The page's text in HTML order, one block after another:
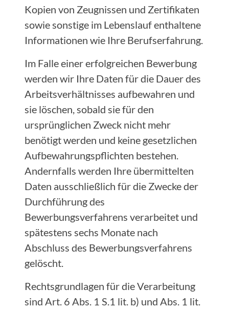
Kopien von Zeugnissen und Zertifikaten
sowie sonstige im Lebenslauf enthaltene
Informationen wie Ihre Berufserfahrung.
Im Falle einer erfolgreichen Bewerbung
werden wir Ihre Daten für die Dauer des
Arbeitsverhältnisses aufbewahren und
sie löschen, sobald sie für den
ursprünglichen Zweck nicht mehr
benötigt werden und keine gesetzlichen
Aufbewahrungspflichten bestehen.
Andernfalls werden Ihre übermittelten
Daten ausschließlich für die Zwecke der
Durchführung des
Bewerbungsverfahrens verarbeitet und
spätestens sechs Monate nach
Abschluss des Bewerbungsverfahrens
gelöscht.
Rechtsgrundlagen für die Verarbeitung
sind Art. 6 Abs. 1 S.1 lit. b) und Abs. 1 lit.